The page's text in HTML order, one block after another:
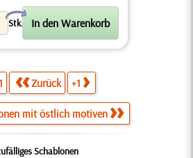
Stk.
X
Zurück +1
mit östlich motiven
Schablonen